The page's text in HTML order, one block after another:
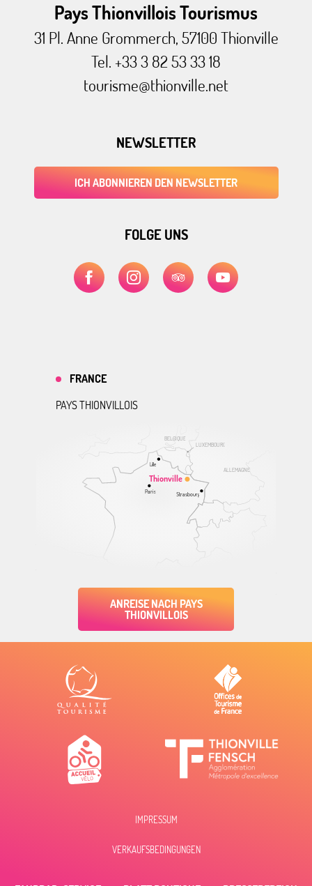
Pays Thionvillois Tourismus
31 Pl. Anne Grommerch, 57100 Thionville
Tel. +33 3 82 53 33 18
tourisme@thionville.net
NEWSLETTER
ICH ABONNIEREN DEN NEWSLETTER
FOLGE UNS
ALLEMAGNE
BELGIQUE
LUXEMBOURG
Thionville
Lille
Paris Strasbourg
FRANCE
PAYS THIONVILLOIS
ANREISE NACH PAYS
THIONVILLOIS
IMPRESSUM
VERKAUFSBEDINGUNGEN